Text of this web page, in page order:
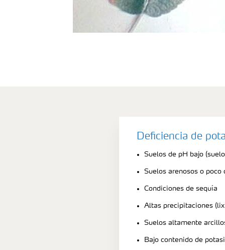
Deficiencia de
Suelos de pH bajo
Suelos arenosos o poco
Condiciones de sequía
Altas precipitaciones
Suelos altamente
Bajo contenido de